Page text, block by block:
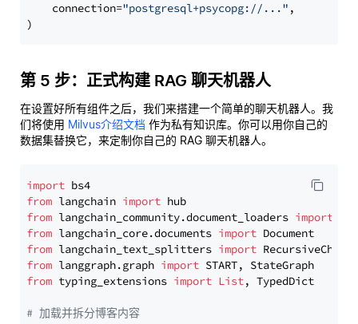
    connection=
"postgresql+psycopg://..." ,
第 5 步：正式构建 RAG 聊天机器人
在设置好所有组件之后，我们来搭建一个简单的聊天机器人。我
们将使用 Milvus介绍文档 作为私有知识库。你可以用你自己的
数据集替换它，来定制你自己的 RAG 聊天机器人。
import
from langchain import
from langchain_community.document_loaders import
from langchain_core.documents import
from langchain_text_splitters import
from langgraph.graph import
from typing_extensions import List, TypedDict
# 加载并拆分博客内容